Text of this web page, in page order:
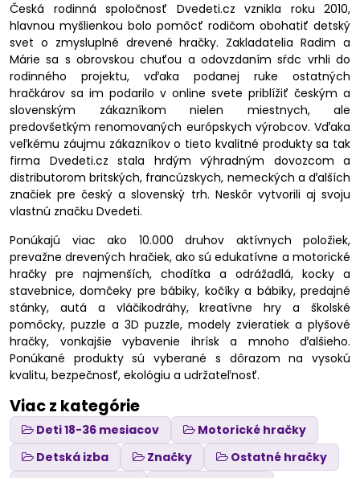
Česká rodinná spoločnosť Dvedeti.cz vznikla roku 2010,
hlavnou myšlienkou bolo pomôcť rodičom obohatiť detský
svet o zmysluplné drevené hračky. Zakladatelia Radim a
Márie sa s obrovskou chuťou a odovzdaním sŕdc vrhli do
rodinného projektu, vďaka podanej ruke ostatných
hračkárov sa im podarilo v online svete priblížiť českým a
slovenským zákazníkom nielen miestnych, ale
predovšetkým renomovaných európskych výrobcov. Vďaka
veľkému záujmu zákazníkov o tieto kvalitné produkty sa tak
firma Dvedeti.cz stala hrdým výhradným dovozcom a
distributorom britských, francúzskych, nemeckých a ďalších
značiek pre český a slovenský trh. Neskôr vytvorili aj svoju
vlastnú značku Dvedeti.
Ponúkajú viac ako 10.000 druhov aktívnych položiek,
prevažne drevených hračiek, ako sú edukatívne a motorické
hračky pre najmenších, chodítka a odrážadlá, kocky a
stavebnice, domčeky pre bábiky, kočíky a bábiky, predajné
stánky, autá a vláčikodráhy, kreatívne hry a školské
pomôcky, puzzle a 3D puzzle, modely zvieratiek a plyšové
hračky, vonkajšie vybavenie ihrísk a mnoho ďalšieho.
Ponúkané produkty sú vyberané s dôrazom na vysokú
kvalitu, bezpečnosť, ekológiu a udržateľnosť.
Viac z kategórie
Deti 18-36 mesiacov
Motorické hračky
Detská izba
Značky
Ostatné hračky